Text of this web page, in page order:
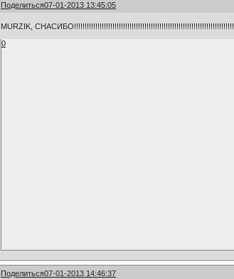
Поделиться07-01-2013 13:45:05
MURZIK, СНАСИБО!!!!!!!!!!!!!!!!!!!!!!!!!!!!!!!!!!!!!!!!!!!!!!!!!!!!!!!!!!!!!!!!!!!!!!!!!!!
0
Поделиться07-01-2013 14:46:37